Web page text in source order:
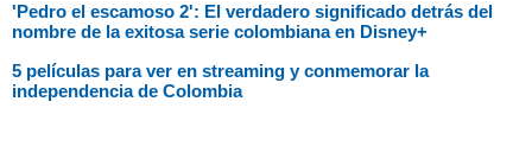
'Pedro el escamoso 2': El verdadero significado detrás del
nombre de la exitosa serie colombiana en Disney+
5 películas para ver en streaming y conmemorar la
independencia de Colombia